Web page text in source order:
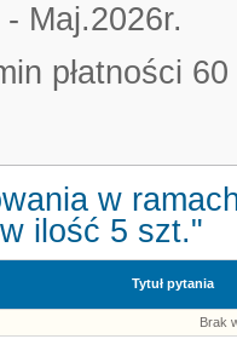
Maj.2026r.
płatności 60
w
ilość 5 szt."
Tytuł pytania
Brak